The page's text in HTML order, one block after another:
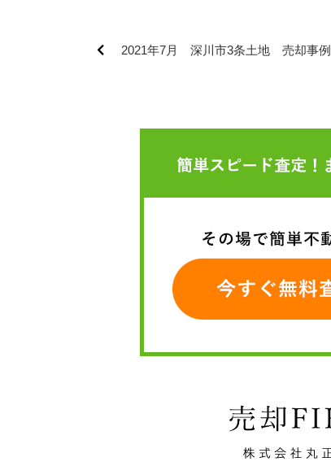
2021年7月 深川市3条土地 売却事例